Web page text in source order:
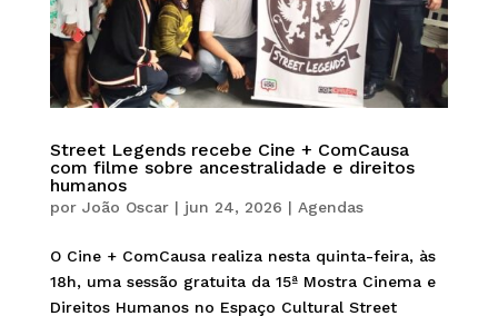
Street Legends recebe Cine + ComCausa
com filme sobre ancestralidade e direitos
humanos
por João Oscar| jun 24, 2026 | Agendas
O Cine + ComCausa realiza nesta quinta-feira, às
18h, uma sessão gratuita da 15ª Mostra Cinema e
Direitos Humanos no Espaço Cultural Street